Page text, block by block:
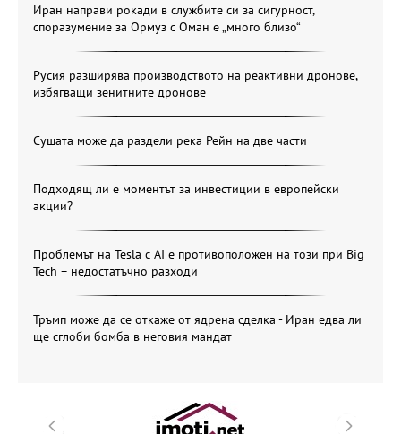
Иран направи рокади в службите си за сигурност,
споразумение за Ормуз с Оман е „много близо“
Русия разширява производството на реактивни дронове,
избягващи зенитните дронове
Сушата може да раздели река Рейн на две части
Подходящ ли е моментът за инвестиции в европейски
акции?
Проблемът на Tesla с AI е противоположен на този при Big
Tech – недостатъчно разходи
Тръмп може да се откаже от ядрена сделка - Иран едва ли
ще сглоби бомба в неговия мандат